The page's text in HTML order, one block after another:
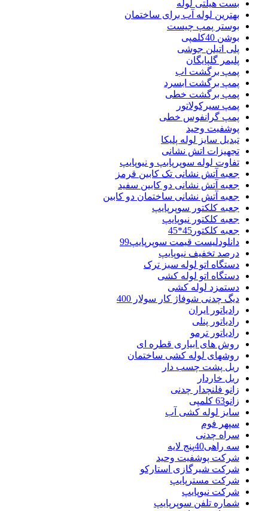
بست هیلتی لوله
بهترین لوله آب برای ساختمان
بوستر پمپ چیست
بوشن 40کلمپی
پلی اتیلن جوشی
پلیمر گلپایگان
پمپ برگشت اب
پمپ برگشت ابسرد
پمپ برگشت خطی
پمپ سیرکولاتور
پمپ گرانفوس خطی
پوشفیت وحید
تبدیل سایز لوله پلیکا
تجهیزات اتش نشانی
تفاوت لوله سوپرپابپ و نیوپایپ
جعبه آتش نشانی تک کابین قرمز
جعبه آتش نشانی دو کابین سفید
جعبه آتش نشانی ساختمان دو کابین
جعبه کلکتور سوپرپایپ
جعبه کلکتور نیوپایپ
جعبه کلکتور45*45
دانلودلیست قیمت سوپرپایپ99
درصد تخفیف نیوپایپ
دستگاه اتو لوله سبز ترک
دستگاه اتو لوله کشی
دستمزد لوله کشی
دیگ چدنی شوفاژ کار سولار 400
رادیاتور ایران
رادیاتور پنلی
رادیاتور ترمو
روش های ابیاری قطره ای
روشهای لوله کشی ساختمان
ریل پشت چسب دار
ریل خاردار
زانو فلنچدار چدنی
زانو63 کلمپی
سایز لوله کشی آب
سپهر فوم
سراه چدنی
سه راهی40پنج لایه
شرکت پوشفیت وحید
شرکت شیرگازی استارکو
شرکت مسترپایپ
شرکت نیوپایپ
شماره تلفن سوپرپایپ